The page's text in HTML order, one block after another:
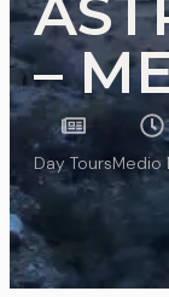
–
Day ToursMedio